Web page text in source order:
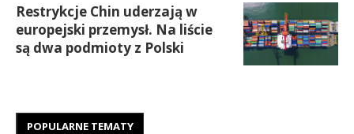
Restrykcje Chin uderzają w
europejski przemysł. Na liście
są dwa podmioty z Polski
POPULARNE TEMATY